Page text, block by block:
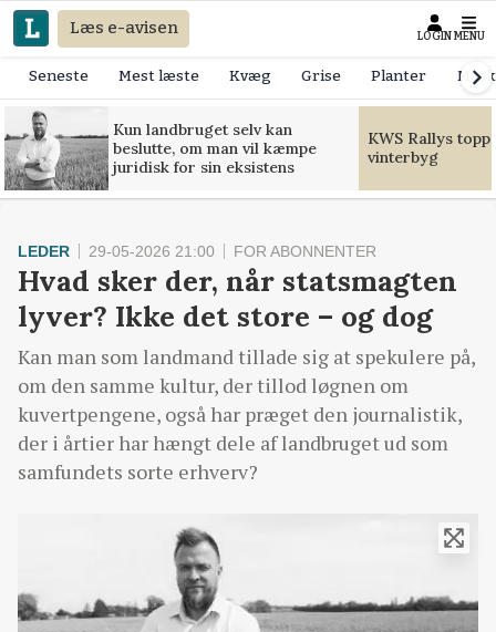
Læs e-avisen LOGIN MENU
Seneste Mest læste Kvæg Grise Planter
Kun landbruget selv kan
beslutte, om man vil kæmpe
juridisk for sin eksistens
KWS Rallys
vinterbyg
LEDER 29-05-2026 21:00 FOR ABONNENTER
Hvad sker der, når statsmagten
lyver? Ikke det store – og dog
Kan man som landmand tillade sig at spekulere på,
om den samme kultur, der tillod løgnen om
kuvertpengene, også har præget den journalistik,
der i årtier har hængt dele af landbruget ud som
samfundets sorte erhverv?